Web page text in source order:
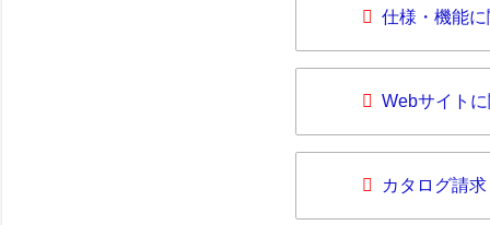
仕様・機能
Webサイト
カタログ請求